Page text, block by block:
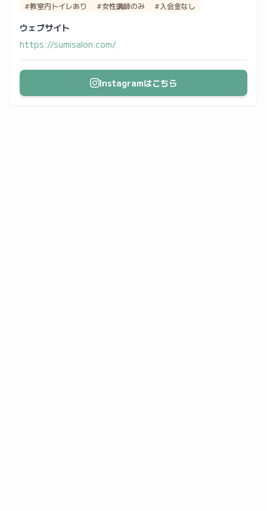
#教室内トイレあり
#女性講師のみ #入会金なし
ウェブサイト
https://sumisalon.com/
Instagramはこちら